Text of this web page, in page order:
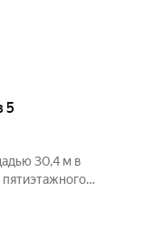
5
30,4 м в
дверь.